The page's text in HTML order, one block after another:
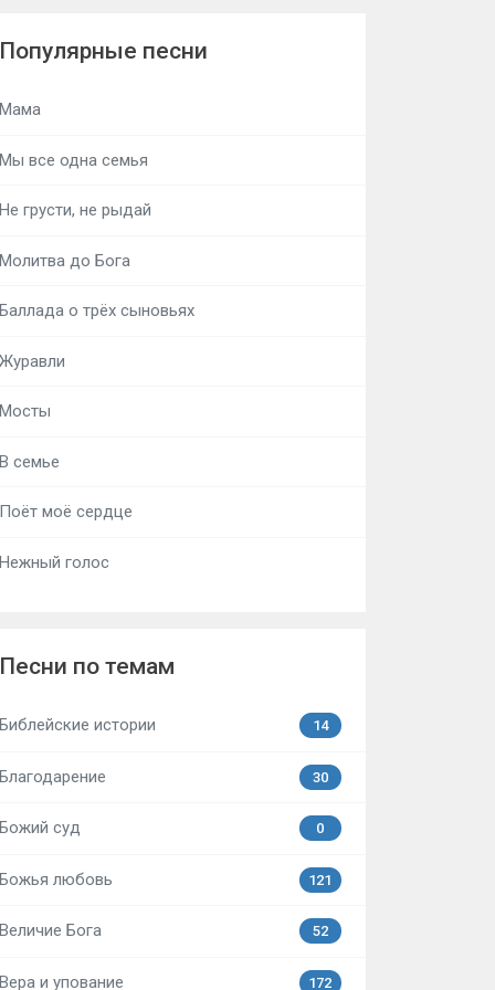
песни
все одна семья
грусти, не рыдай
до Бога
о трёх сыновьях
семье
моё сердце
голос
по темам
истории 14
30
суд 0
любовь 121
Бога 52
и упование 172